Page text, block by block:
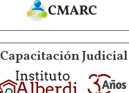
Capacitación Judicial